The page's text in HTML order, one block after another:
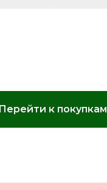
Перейти к покупкам